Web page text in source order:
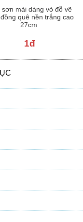
sơn mài dáng vỏ đỗ vẽ
quê nền trắng cao
27cm
1đ